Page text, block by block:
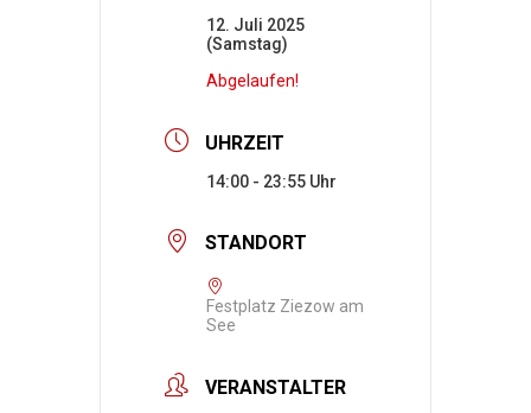
12. Juli 2025
(Samstag)
Abgelaufen!
UHRZEIT
14:00 - 23:55
STANDORT
Festplatz Ziezow am
See
VERANSTALTER